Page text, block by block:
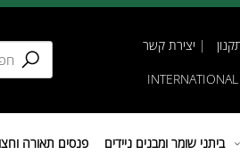
יצירת קשר
שומר ומבנים ניידים פנסים תאורה וחצובות